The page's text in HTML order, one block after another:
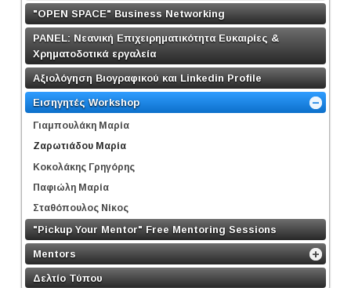
"OPEN SPACE" Business Networking
PANEL: Νεανική Επιχειρηματικότητα Ευκαιρίες &
Χρηματοδοτικά εργαλεία
Αξιολόγηση Βιογραφικού και Linkedin Profile
Εισηγητές Workshop
Γιαμπουλάκη Μαρία
Ζαρωτιάδου Μαρία
Κοκολάκης Γρηγόρης
Παφιώλη Μαρία
Σταθόπουλος Νίκος
"Pickup Your Mentor" Free Mentoring Sessions
Mentors
Δελτίο Τύπου